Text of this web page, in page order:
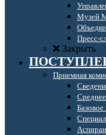
Музей
Пресс-
Закрыть
Приемная